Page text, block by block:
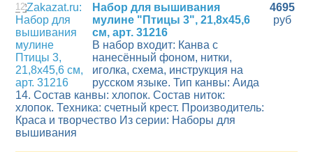
12
Набор для вышивания
мулине "Птицы 3", 21,8х45,6
см, арт. 31216
В набор входит: Канва с
нанесённый фоном, нитки,
иголка, схема, инструкция на
русском языке. Тип канвы: Аида
14. Состав канвы: хлопок. Состав ниток:
хлопок. Техника: счетный крест. Производитель:
Краса и творчество Из серии: Наборы для
вышивания
4695
руб